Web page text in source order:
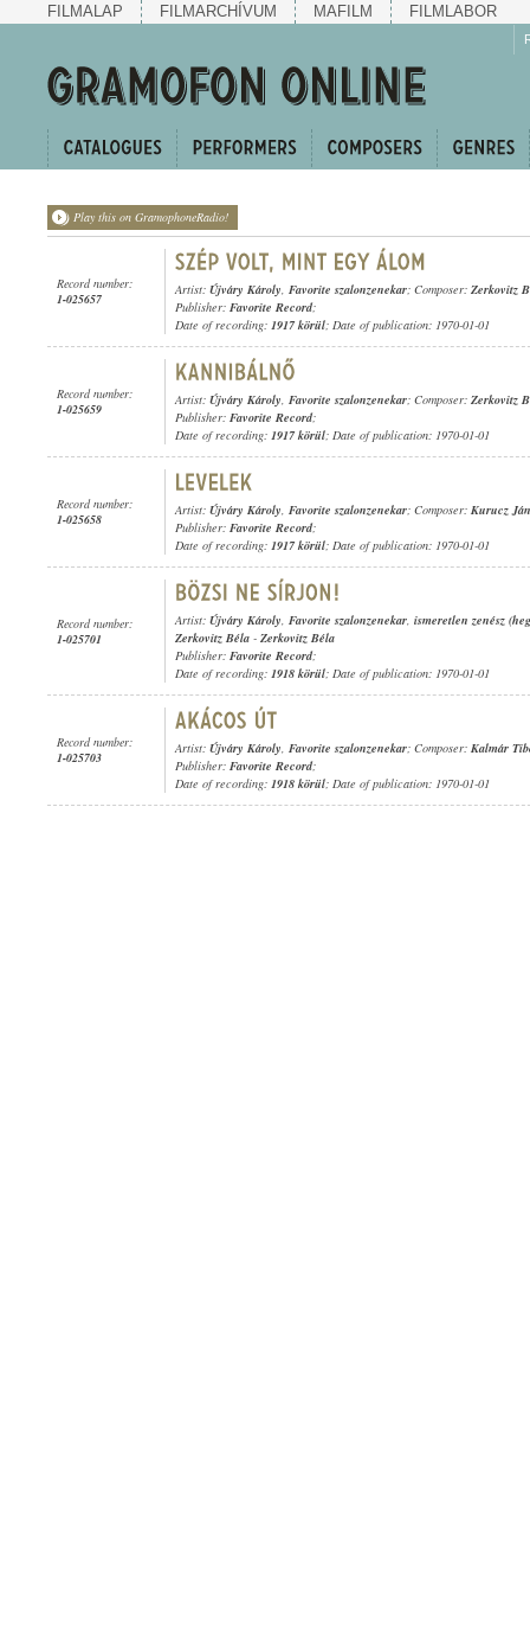
FILMALAP FILMARCHÍVUM MAFILM FILMLABOR
Play this on GramophoneRadio!
Record number:
1-025657
Artist: Újváry Károly, Favorite szalonzenekar; Composer: Zerkovitz
Publisher: Favorite Record;
Date of recording: 1917 körül; Date of publication: 1970-01-01
Record number:
1-025659
Artist: Újváry Károly, Favorite szalonzenekar; Composer: Zerkovitz
Publisher: Favorite Record;
Date of recording: 1917 körül; Date of publication: 1970-01-01
Record number:
1-025658
Artist: Újváry Károly, Favorite szalonzenekar; Composer: Kurucz
Publisher: Favorite Record;
Date of recording: 1917 körül; Date of publication: 1970-01-01
Record number:
1-025701
Artist: Újváry Károly, Favorite szalonzenekar, ismeretlen zenész
Zerkovitz Béla - Zerkovitz Béla
Publisher: Favorite Record;
Date of recording: 1918 körül; Date of publication: 1970-01-01
Record number:
1-025703
Artist: Újváry Károly, Favorite szalonzenekar; Composer: Kalmár
Publisher: Favorite Record;
Date of recording: 1918 körül; Date of publication: 1970-01-01